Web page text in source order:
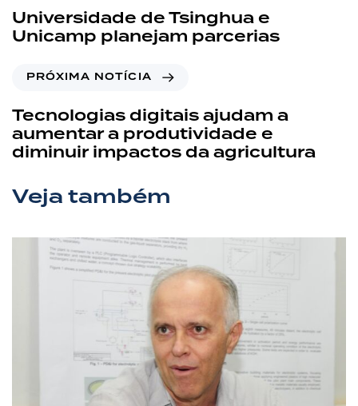
Universidade de Tsinghua e
Unicamp planejam parcerias
PRÓXIMA NOTÍCIA
Tecnologias digitais ajudam a
aumentar a produtividade e
diminuir impactos da agricultura
Veja também